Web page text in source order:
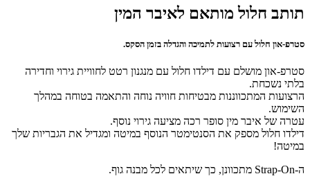
תותב חלול מותאם לאיבר המין
סטרפ-און חלול עם רצועות לתמיכה והגדלה בזמן הסקס.
סטרפ-און מושלם עם דילדו חלול עם מנגנון רטט לחוויית גירוי וחדירה
בלתי נשכחת.
הרצועות המתכווננות מבטיחות חוויה נוחה והתאמה בטוחה במהלך
השימוש.
עטרה של איבר מין סופר רכה מציעה גירוי נוסף.
דילדו חלול מספק את הסנטימטר הנוסף במיטה ומגדיל את הגבריות שלך
במיטה!
ה-Strap-On מתכוונן, כך שיתאים לכל מבנה גוף.